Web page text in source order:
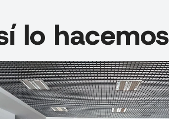
lo hacemos